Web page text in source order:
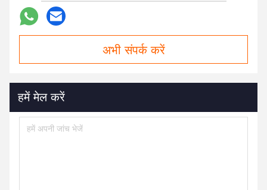
अभी संपर्क करें
हमें मेल करें